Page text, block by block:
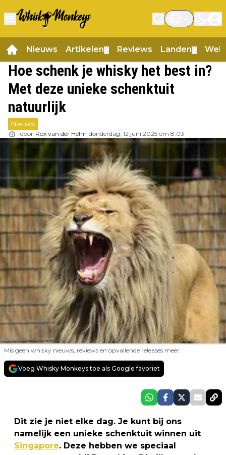
Nieuws Artikelen Reviews Landen
Hoe schenk je whisky het best in?
Met deze unieke schenktuit
natuurlijk
Nieuws
door Rox van der Helm donderdag, 12 juni 2025 om 8:03
Mis geen whisky nieuws, reviews en opvallende releases meer.
Voeg Whisky Monkeys toe als Google favoriet
Dit zie je niet elke dag. Je kunt bij ons
namelijk een unieke schenktuit winnen uit
Singapore. Deze hebben we speciaal